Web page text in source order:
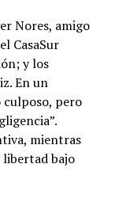
Nores, amigo
CasaSur
y los
En un
pero
mientras
libertad bajo